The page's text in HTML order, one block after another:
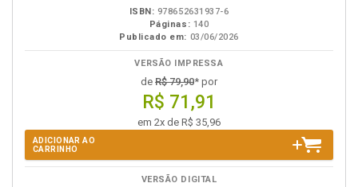
ISBN: 978652631937-6
Páginas: 140
Publicado em: 03/06/2026
VERSÃO IMPRESSA
de R$ 79,90* por
R$ 71,91
em 2x de R$ 35,96
ADICIONAR AO
CARRINHO
VERSÃO DIGITAL